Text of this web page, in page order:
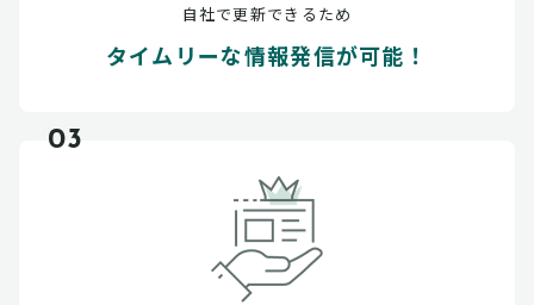
自社で更新できるため
タイムリーな情報発信が可能！
03